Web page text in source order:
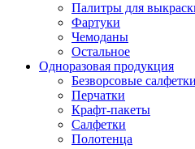
Палитры для
Фартуки
Чемоданы
Остальное
Одноразовая продукция
Безворсовые салфетки
Перчатки
Крафт-пакеты
Салфетки
Полотенца